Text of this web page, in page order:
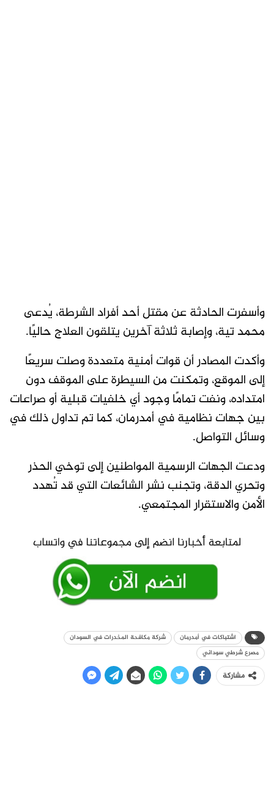
وأسفرت الحادثة عن مقتل أحد أفراد الشرطة، يُدعى
محمد تية، وإصابة ثلاثة آخرين يتلقون العلاج حاليًا.
وأكدت المصادر أن قوات أمنية متعددة وصلت سريعًا
إلى الموقع، وتمكنت من السيطرة على الموقف دون
امتداده، ونفت تمامًا وجود أي خلفيات قبلية أو صراعات
بين جهات نظامية في أمدرمان، كما تم تداول ذلك في
وسائل التواصل.
ودعت الجهات الرسمية المواطنين إلى توخي الحذر
وتحري الدقة، وتجنب نشر الشائعات التي قد تُهدد
الأمن والاستقرار المجتمعي.
اشتباكات في أمدرمان
شركة مكافحة المخدرات في السودان
مصرع شرطي سوداني
مشاركة